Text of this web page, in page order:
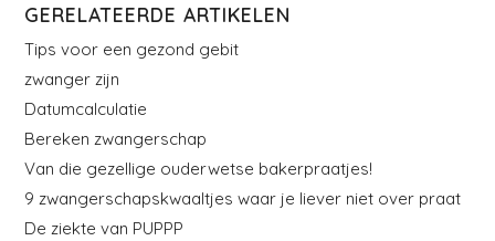
GERELATEERDE ARTIKELEN
Tips voor een gezond gebit
zwanger zijn
Datumcalculatie
Bereken zwangerschap
Van die gezellige ouderwetse bakerpraatjes!
9 zwangerschapskwaaltjes waar je liever niet over praat
De ziekte van PUPPP